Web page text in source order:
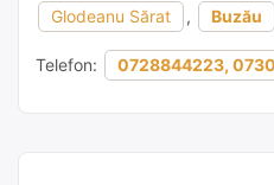
Glodeanu Sărat , Buzău
Telefon: 0728844223,